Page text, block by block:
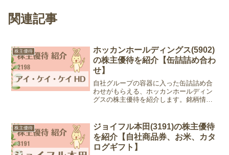
関連記事
株主優待
ホッカンホールディングス(5902)
の株主優待を紹介【缶詰詰め合わ
せ】
自社グループの容器に入った缶詰詰め合
わせがもらえる、ホッカンホールディン
グスの株主優待を紹介します。銘柄情報
価：1,323円 (2022年9月9日現在)優待情報
権利...
株主優待
ジョイフル本田(3191)の株主優待
を紹介【自社商品券、お米、カタ
ログギフト】